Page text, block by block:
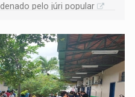
pelo júri popular